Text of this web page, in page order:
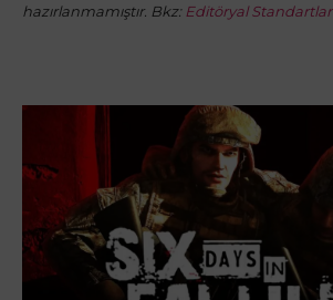
hazırlanmamıştır. Bkz: Editöryal Standartlar